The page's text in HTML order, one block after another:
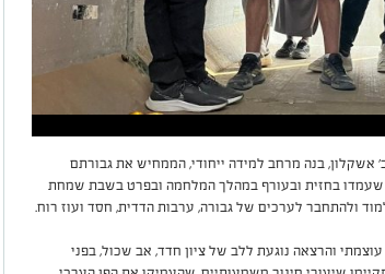
אשקלון, בנה מרחב למידה ייחודי, הממחיש את גבורתם
שעמדו בחזית ובעורף במהלך המלחמה ובפרט בשבת שמחת
והרצאה נוגעת ללב של ציון חדד, אב שכול, בפני